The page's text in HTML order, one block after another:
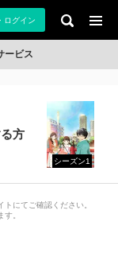
ログイン
ービス
方
シーズン1
にてご確認ください。
。